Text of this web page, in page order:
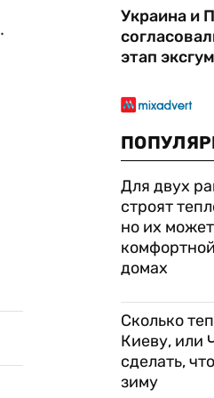
.
Украина и
этап
Для двух
строят
но их
домах
Сколько
Киеву, или
сделать,
зиму